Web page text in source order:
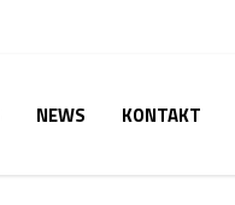
NEWS KONTAKT